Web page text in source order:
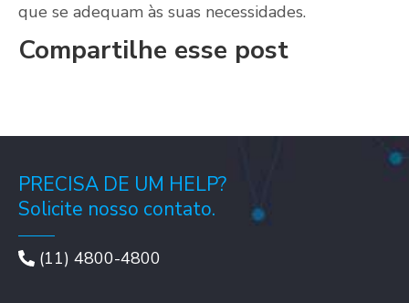
que se adequam às suas necessidades.
Compartilhe esse post
PRECISA DE UM HELP?
Solicite nosso contato.
(11) 4800-4800